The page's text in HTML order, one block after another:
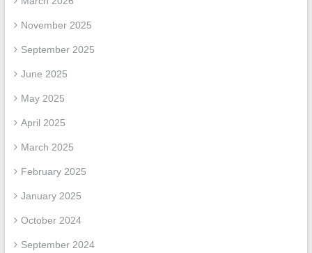
November 2025
September 2025
June 2025
May 2025
April 2025
March 2025
February 2025
January 2025
October 2024
September 2024